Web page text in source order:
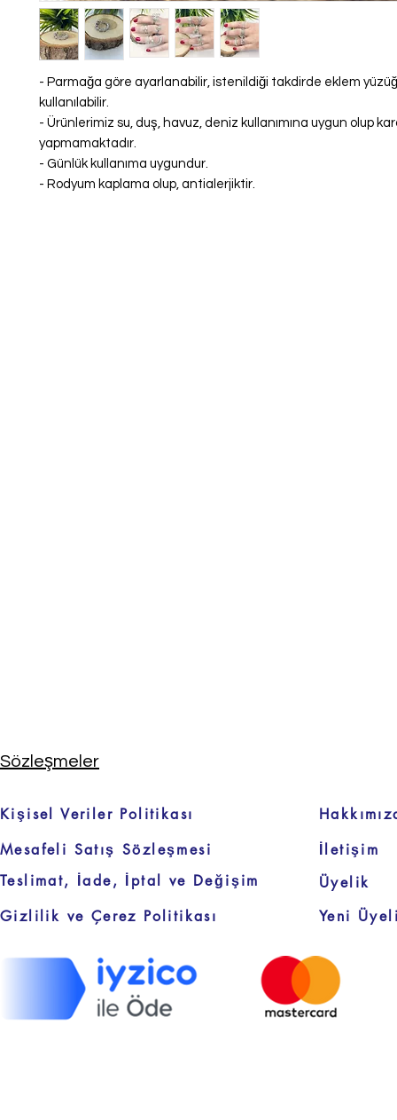
- Parmağa göre ayarlanabilir, istenildiği takdirde eklem
kullanılabilir.
- Ürünlerimiz su, duş, havuz, deniz kullanımına uygun olup
yapmamaktadır.
- Günlük kullanıma uygundur.
- Rodyum kaplama olup, antialerjiktir.
Sözleşmeler
Kişisel Veriler Politikası
Mesafeli Satış Sözleşmesi
Teslimat, İade, İptal ve Değişim
Gizlilik ve Çerez Politikası
İletişim
Üyelik
Yeni